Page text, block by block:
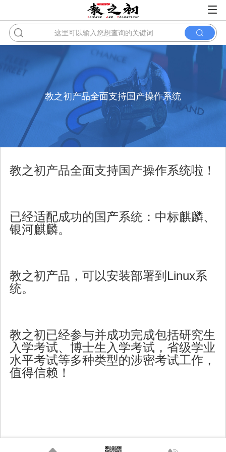
教之初产品全面支持国产操作系统
教之初产品全面支持国产操作系统啦！
已经适配成功的国产系统： 中标麒麟、
银河麒麟。
教之初产品，可以安装部署到Linux系
统。
教之初已经参与并成功完成包括研究生
入学考试、博士生入学考试，省级学业
水平考试等多种类型的涉密考试工作，
值得信赖！